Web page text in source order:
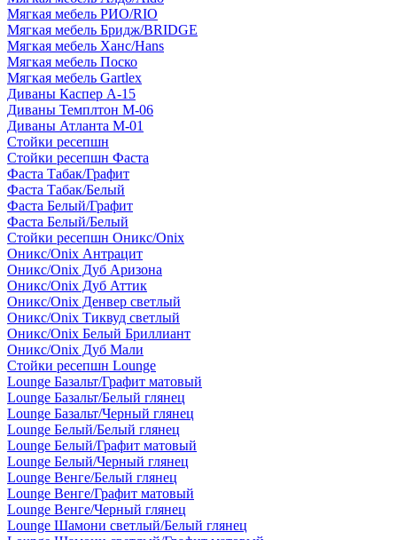
Мягкая мебель РИО/RIO
Мягкая мебель Бридж/BRIDGE
Мягкая мебель Ханс/Hans
Мягкая мебель Поско
Мягкая мебель Gartlex
Диваны Каспер А-15
Диваны Темплтон М-06
Диваны Атланта М-01
Стойки ресепшн
Стойки ресепшн Фаста
Фаста Табак/Графит
Фаста Табак/Белый
Фаста Белый/Графит
Фаста Белый/Белый
Стойки ресепшн Оникс/Onix
Оникс/Onix Антрацит
Оникс/Onix Дуб Аризона
Оникс/Onix Дуб Аттик
Оникс/Onix Денвер светлый
Оникс/Onix Тиквуд светлый
Оникс/Onix Белый Бриллиант
Оникс/Onix Дуб Мали
Стойки ресепшн Lounge
Lounge Базальт/Графит матовый
Lounge Базальт/Белый глянец
Lounge Базальт/Черный глянец
Lounge Белый/Белый глянец
Lounge Белый/Графит матовый
Lounge Белый/Черный глянец
Lounge Венге/Белый глянец
Lounge Венге/Графит матовый
Lounge Венге/Черный глянец
Lounge Шамони светлый/Белый глянец